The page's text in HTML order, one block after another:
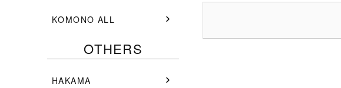
KOMONO ALL
OTHERS
HAKAMA